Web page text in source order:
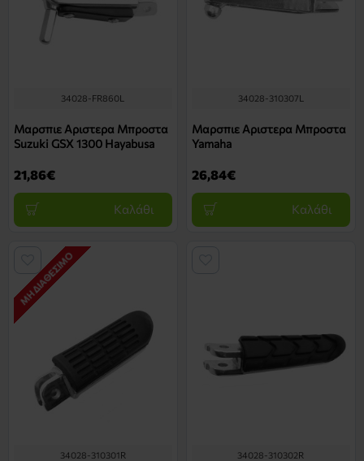
34028-FR860L
Μαρσπιε Αριστερα Μπροστα
Suzuki GSX 1300 Hayabusa
21,86€
Καλάθι
34028-310307L
Μαρσπιε Αριστερα Μπροστα
Yamaha
26,84€
Καλάθι
ΜΗ ΔΙΑΘΈΣΙΜΟ
34028-310301R 34028-310302R